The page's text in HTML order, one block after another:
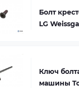
Болт
LG
Ключ
машины